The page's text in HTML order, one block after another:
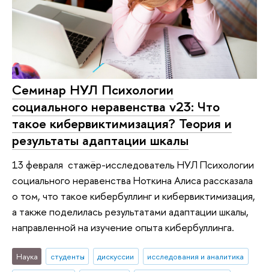
Cеминар НУЛ Психологии
социального неравенства v23: Что
такое кибервиктимизация? Теория и
результаты адаптации шкалы
13 февраля стажёр-исследователь НУЛ Психологии
социального неравенства Ноткина Алиса рассказала
о том, что такое кибербуллинг и кибервиктимизация,
а также поделилась результатами адаптации шкалы,
направленной на изучение опыта кибербуллинга.
Наука студенты дискуссии
исследования и аналитика